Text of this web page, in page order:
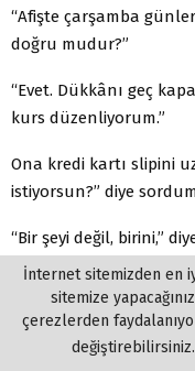
“Afişte çarşamba
doğru mudur?”
“Evet. Dükkânı geç
kurs düzenliyorum.”
Ona kredi kartı slipini
istiyorsun?” diye
“Bir şeyi değil, birini,”
“Hı…” Cevabı beni
Gözlerine yaşlar
dedi. “Bir zamanlar.
İnternet sitemizden en
sitemize
çerezlerden
değiştirebilirsiniz.